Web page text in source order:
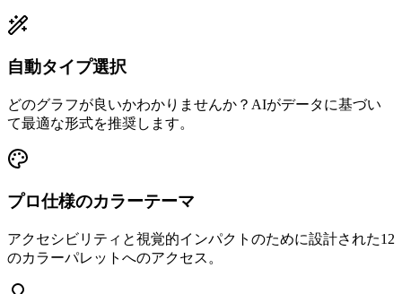
自動タイプ選択
どのグラフが良いかわかりませんか？AIがデータに基づい
て最適な形式を推奨します。
プロ仕様のカラーテーマ
アクセシビリティと視覚的インパクトのために設計された12
のカラーパレットへのアクセス。